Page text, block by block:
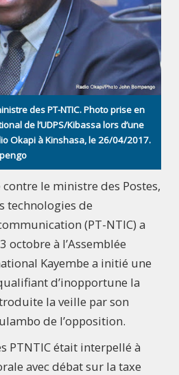
des PT-NTIC. Photo prise en
de l’UDPS/Kibassa lors d’une
Okapi à Kinshasa, le 26/04/2017.
le ministre des Postes,
technologies de
(PT-NTIC) a
octobre à l’Assemblée
Kayembe a initié une
d’inopportune la
la veille par son
de l’opposition.
PTNTIC était interpellé à
avec débat sur la taxe